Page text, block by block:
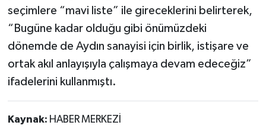
seçimlere “mavi liste” ile gireceklerini belirterek,
“Bugüne kadar olduğu gibi önümüzdeki
dönemde de Aydın sanayisi için birlik, istişare ve
ortak akıl anlayışıyla çalışmaya devam edeceğiz”
ifadelerini kullanmıştı.
Kaynak: HABER MERKEZİ